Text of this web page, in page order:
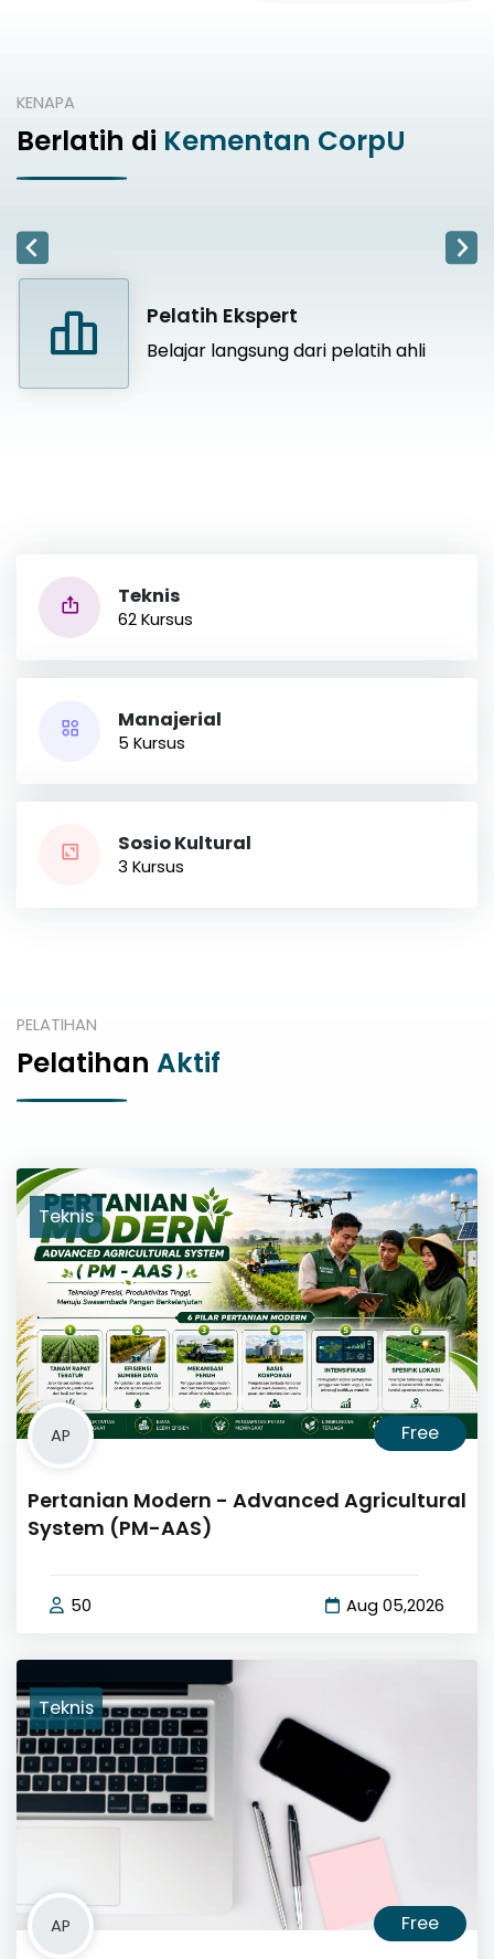
KENAPA
Berlatih di Kementan CorpU
Kelas Online
CorpU menyediakan kelas online
Teknis
62 Kursus
Manajerial
5 Kursus
Sosio Kultural
3 Kursus
PELATIHAN
Pelatihan Aktif
Teknis
AP Free
Pertanian Modern - Advanced Agricultural
System (PM-AAS)
50 Aug 05,2026
Teknis
AP Free